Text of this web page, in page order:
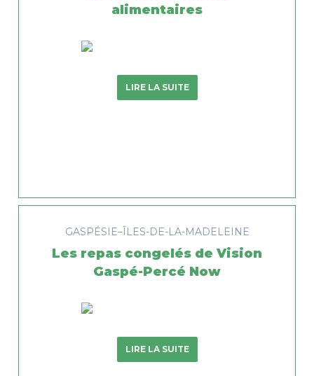
alimentaires
LIRE LA SUITE
GASPÉSIE–ÎLES-DE-LA-MADELEINE
Les repas congelés de Vision
Gaspé-Percé Now
LIRE LA SUITE